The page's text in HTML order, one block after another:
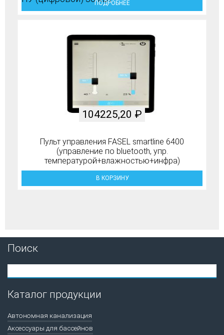
ПОДРОБНЕЕ
Пульт управления FASEL smartline 6400
(управление по bluetooth, упр.
температурой+влажностью+инфра)
104225,20 ₽
В КОРЗИНУ
Поиск
Каталог продукции
Автономная канализация
Аксессуары для бассейнов